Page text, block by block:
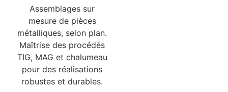
Assemblages sur
mesure de pièces
métalliques, selon plan.
Maîtrise des procédés
TIG, MAG et chalumeau
pour des réalisations
robustes et durables.